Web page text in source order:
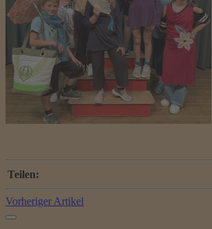
Teilen:
Vorheriger Artikel